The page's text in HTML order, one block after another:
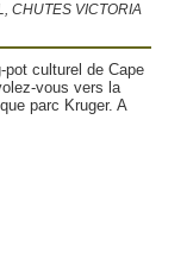
CHUTES VICTORIA
pot culturel de Cape
vous vers la
parc Kruger. A